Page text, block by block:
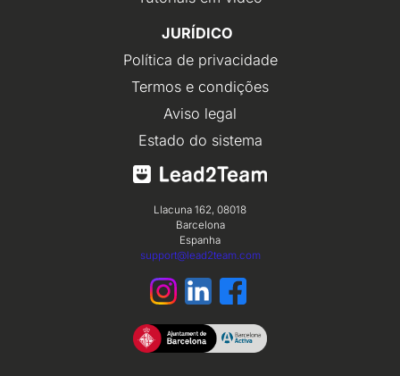
JURÍDICO
Política de privacidade
Termos e condições
Aviso legal
Estado do sistema
Llacuna 162, 08018
Barcelona
Espanha
support@lead2team.com